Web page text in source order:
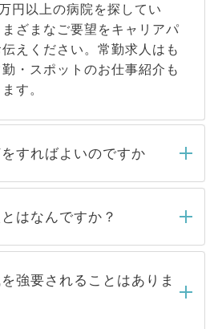
円以上の病院を探してい
ざまなご要望をキャリアパ
えください。常勤求人はも
・スポットのお仕事紹介も
す。
すればよいのですか
ましたら、弊社担当者がご
認し、その後メールもしくは
営業日以内にはご連絡をせて
ので、しばらくお待ちくださ
はなんですか？
で取り扱っている求人の
Webサイトからご覧いただ
開求人」です。非公開求人は
よって、一般には公開してい
強要されることはありま